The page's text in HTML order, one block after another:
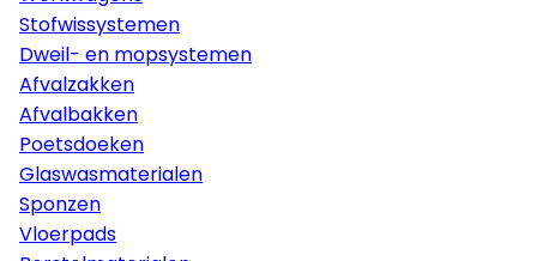
Stofwissystemen
Dweil- en mopsystemen
Afvalzakken
Afvalbakken
Poetsdoeken
Glaswasmaterialen
Sponzen
Vloerpads